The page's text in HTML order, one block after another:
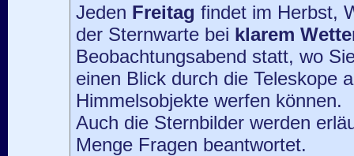
Jeden Freitag findet im Herbst,
der Sternwarte bei klarem
Beobachtungsabend statt, wo
einen Blick durch die Teleskope
Himmelsobjekte werfen können.
Auch die Sternbilder werden
Menge Fragen beantwortet.